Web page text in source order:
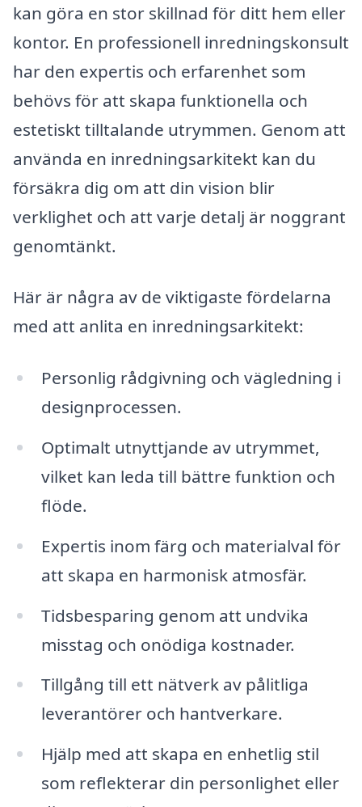
kan göra en stor skillnad för ditt hem eller
kontor. En professionell inredningskonsult
har den expertis och erfarenhet som
behövs för att skapa funktionella och
estetiskt tilltalande utrymmen. Genom att
använda en inredningsarkitekt kan du
försäkra dig om att din vision blir
verklighet och att varje detalj är noggrant
genomtänkt.
Här är några av de viktigaste fördelarna
med att anlita en inredningsarkitekt:
Personlig rådgivning och vägledning i
designprocessen.
Optimalt utnyttjande av utrymmet,
vilket kan leda till bättre funktion och
flöde.
Expertis inom färg och materialval för
att skapa en harmonisk atmosfär.
Tidsbesparing genom att undvika
misstag och onödiga kostnader.
Tillgång till ett nätverk av pålitliga
leverantörer och hantverkare.
Hjälp med att skapa en enhetlig stil
som reflekterar din personlighet eller